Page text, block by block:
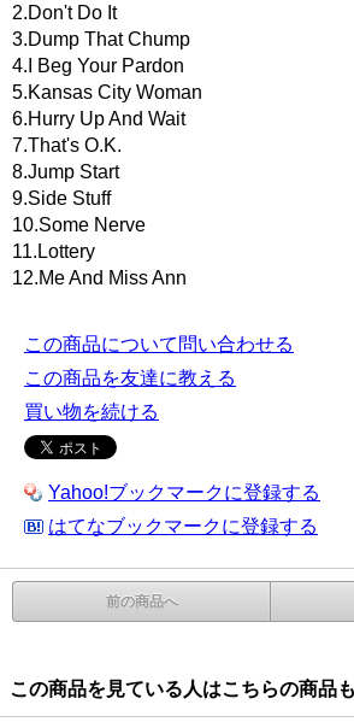
2.Don't Do It
3.Dump That Chump
4.I Beg Your Pardon
5.Kansas City Woman
6.Hurry Up And Wait
7.That's O.K.
8.Jump Start
9.Side Stuff
10.Some Nerve
11.Lottery
12.Me And Miss Ann
この商品について問い合わせる
この商品を友達に教える
買い物を続ける
Yahoo!ブックマークに登録する
はてなブックマークに登録する
前の商品へ
この商品を見ている人はこちらの商品